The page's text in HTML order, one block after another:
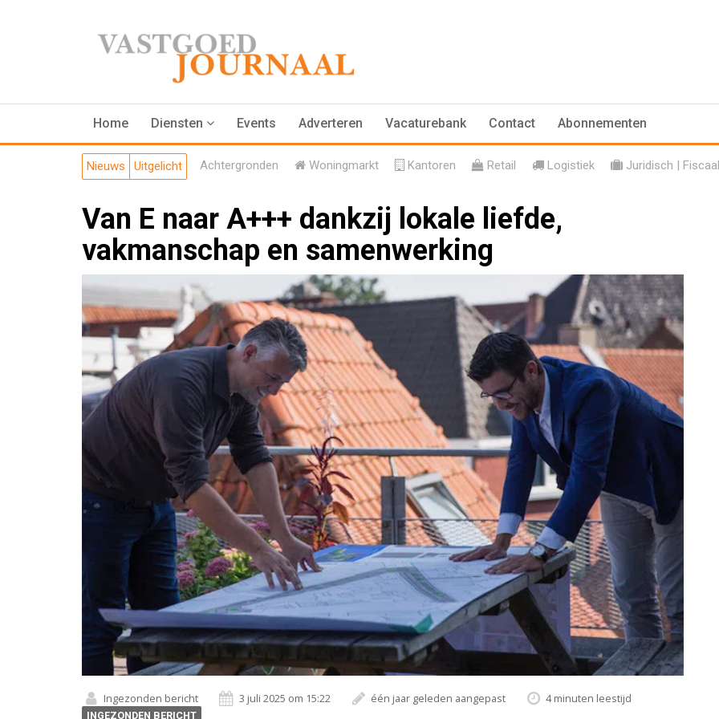
Home Diensten Events Adverteren Vacaturebank Contact Abonnementen
Nieuws Uitgelicht Achtergronden Woningmarkt Kantoren Retail Logistiek Juridisch | Fiscaal
Van E naar A+++ dankzij lokale liefde,
vakmanschap en samenwerking
Ingezonden bericht 3 juli 2025 om 15:22 één jaar geleden aangepast 4 minuten leestijd
INGEZONDEN BERICHT